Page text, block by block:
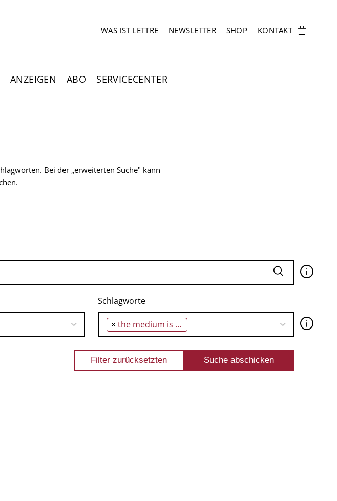
SEKUNDÄRNAVIGATION
WAS IST LETTRE NEWSLETTER SHOP KONTAKT 🛍
ANZEIGEN ABO SERVICECENTER
Bei der „erweiterten Suche" kann
🛈
Schlagworte
× the medium is the message 🛈